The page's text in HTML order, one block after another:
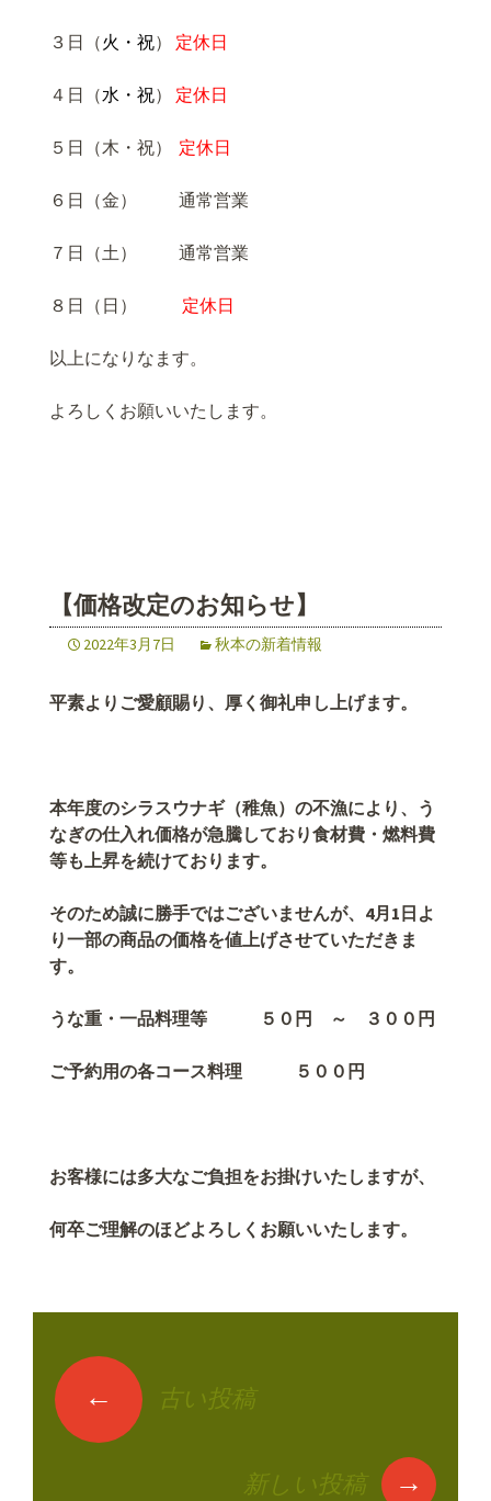
３日（火・祝） 定休日
４日（水・祝） 定休日
５日（木・祝） 定休日
６日（金） 通常営業
７日（土） 通常営業
８日（日） 定休日
以上になりなます。
よろしくお願いいたします。
【価格改定のお知らせ】
2022年3月7日 秋本の新着情報
平素よりご愛顧賜り、厚く御礼申し上げます。
本年度のシラスウナギ（稚魚）の不漁により、 う
なぎの仕入れ価格が急騰しており食材費・燃料費
等も上昇を続けております。
そのため誠に勝手ではございませんが、4月1日 よ
り一部の商品の価格を値上げさせていただきま
す。
うな重・一品料理等 ５０円 ～ ３００円
ご予約用の各コース料理 ５００円
お客様には多大なご負担をお掛けいたしますが、
何卒ご理解のほどよろしくお願いいたします。
投稿ナビゲーショ
← 古い投稿
新しい投稿 →